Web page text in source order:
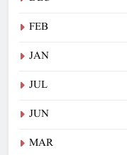
FEB
JAN
JUL
JUN
MAR